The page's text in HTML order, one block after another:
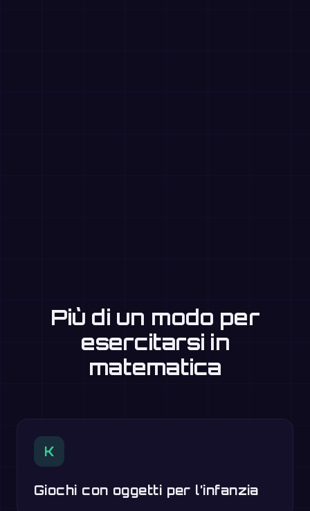
Più di un modo per
esercitarsi in
matematica
K
Giochi con oggetti per l’infanzia